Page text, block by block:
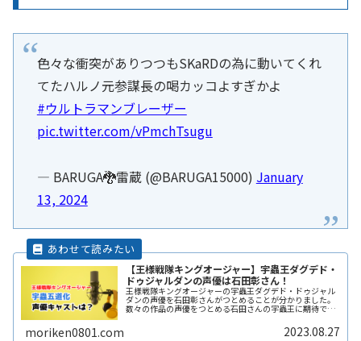
色々な衝突がありつつもSKaRDの為に動いてくれ
てたハルノ元参謀長の喝カッコよすぎかよ
#ウルトラマンブレーザー
pic.twitter.com/vPmchTsugu
— BARUGA🐉雷蔵 (@BARUGA15000) January
13, 2024
【王様戦隊キングオージャー】宇蟲王ダグデド・
ドゥジャルダンの声優は石田彰さん！
王様戦隊キングオージャーの宇蟲王ダグデド・ドゥジャル
ダンの声優を石田彰さんがつとめることが分かりました。
数々の作品の声優をつとめる石田さんの宇蟲王に期待で
す。特撮・アニメ・声優・ゲーム関連商品を高価買取「い
ーすとえんど！」宇蟲王 ダグデド・ReadMore...
moriken0801.com 2023.08.27